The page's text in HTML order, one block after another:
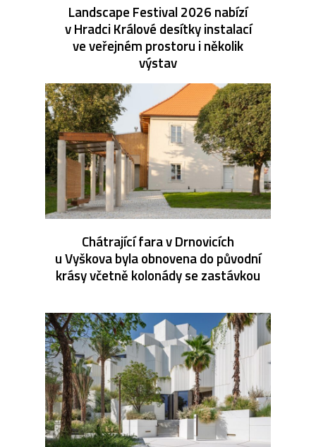
Landscape Festival 2026 nabízí
v Hradci Králové desítky instalací
ve veřejném prostoru i několik
výstav
Chátrající fara v Drnovicích
u Vyškova byla obnovena do původní
krásy včetně kolonády se zastávkou